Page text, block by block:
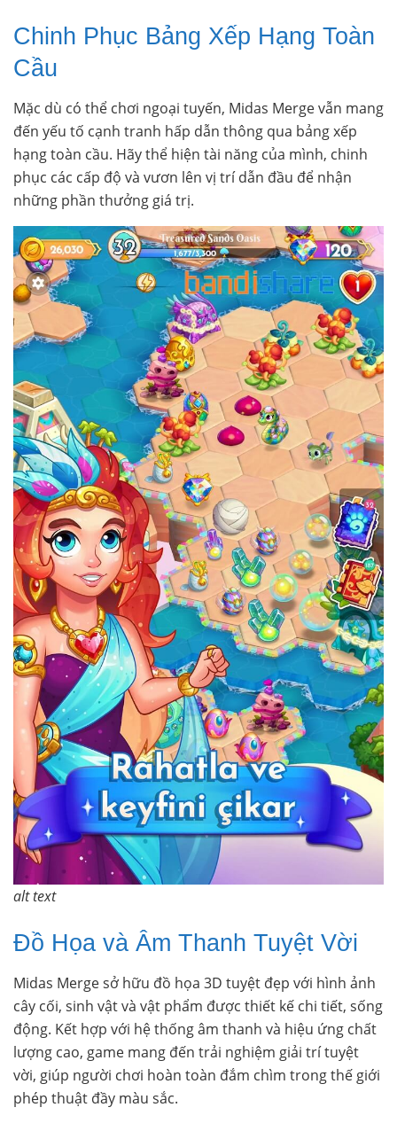
Chinh Phục Bảng Xếp Hạng Toàn
Cầu
Mặc dù có thể chơi ngoại tuyến, Midas Merge vẫn mang
đến yếu tố cạnh tranh hấp dẫn thông qua bảng xếp
hạng toàn cầu. Hãy thể hiện tài năng của mình, chinh
phục các cấp độ và vươn lên vị trí dẫn đầu để nhận
những phần thưởng giá trị.
alt text
Đồ Họa và Âm Thanh Tuyệt Vời
Midas Merge sở hữu đồ họa 3D tuyệt đẹp với hình ảnh
cây cối, sinh vật và vật phẩm được thiết kế chi tiết, sống
động. Kết hợp với hệ thống âm thanh và hiệu ứng chất
lượng cao, game mang đến trải nghiệm giải trí tuyệt
vời, giúp người chơi hoàn toàn đắm chìm trong thế giới
phép thuật đầy màu sắc.